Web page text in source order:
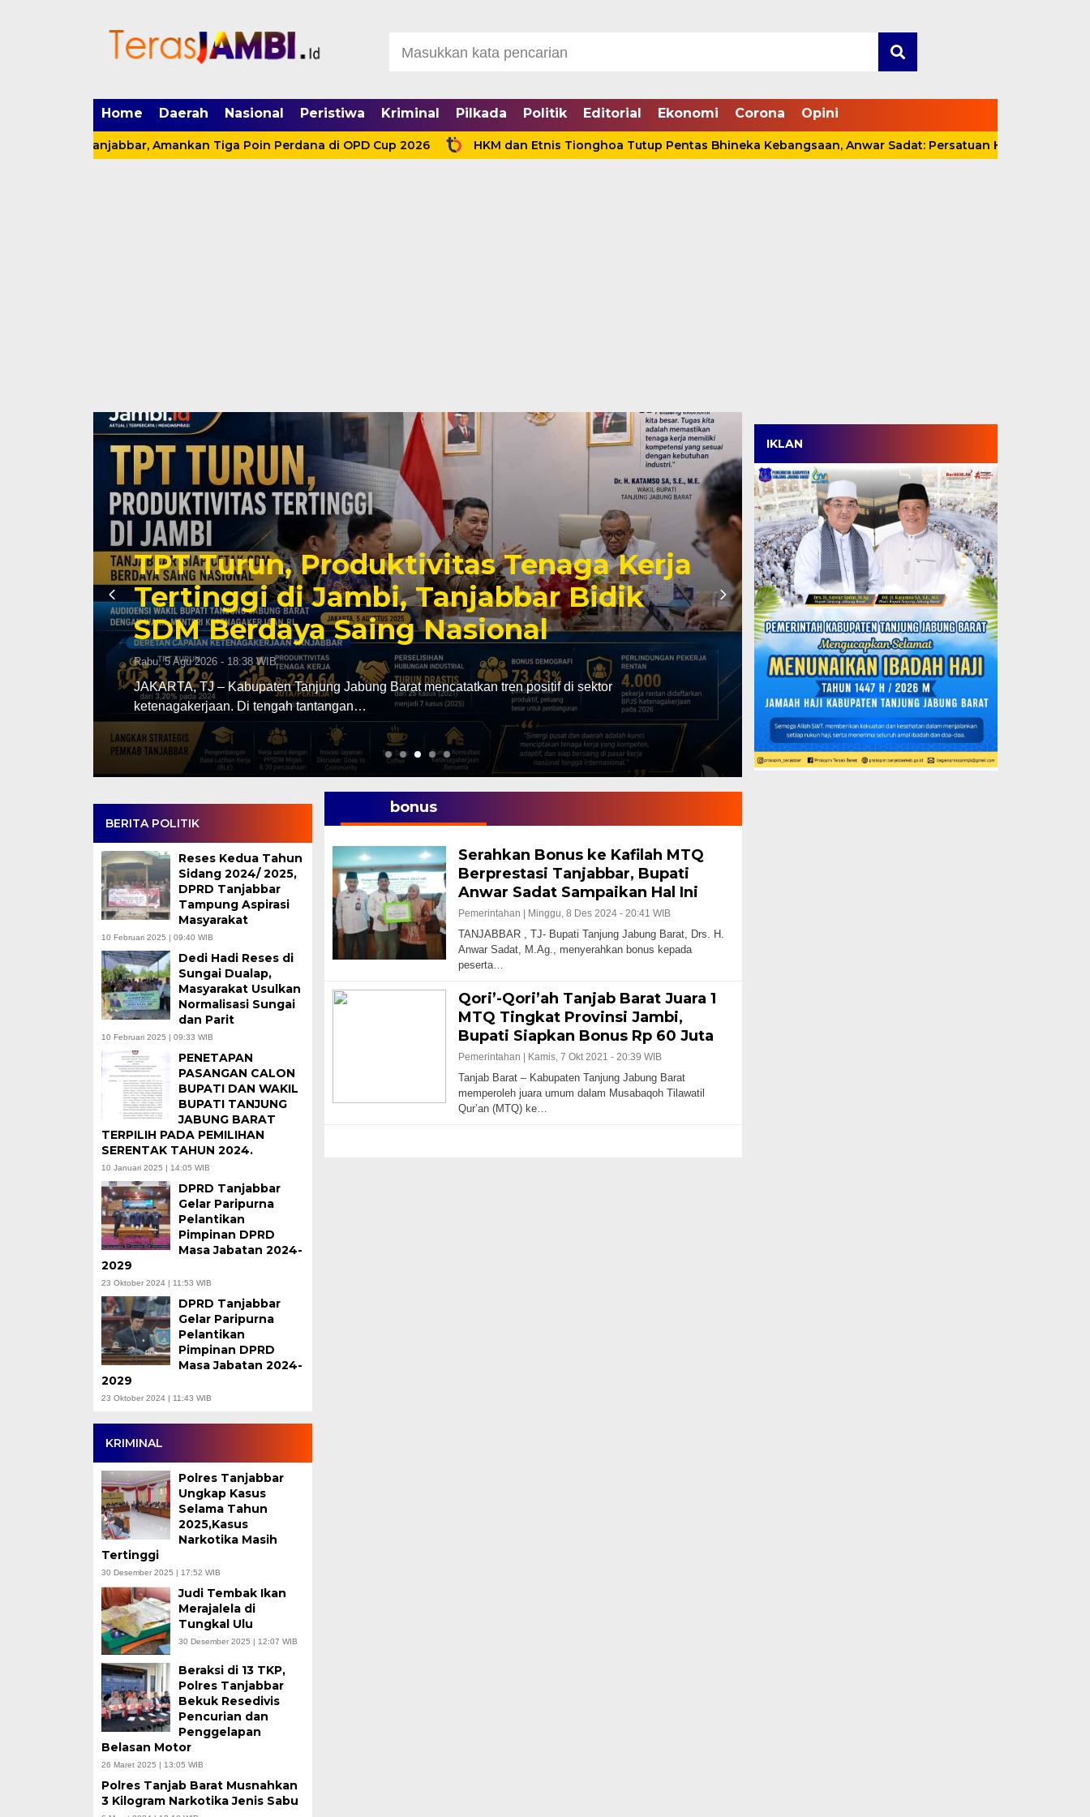
Home Daerah Nasional Peristiwa Kriminal Pilkada Politik Editorial Ekonomi Corona Opini
Tanjabbar, Amankan Tiga Poin Perdana di OPD Cup 2026 HKM dan Etnis Tionghoa Tutup Pentas Bhineka Kebangsaan, Anwar Sadat: Persatuan Harus Dijaga, Bukan
TPT Turun, Produktivitas Tenaga Kerja
Tertinggi di Jambi, Tanjabbar Bidik
SDM Berdaya Saing Nasional
Rabu, 5 Agu 2026 - 18:38 WIB
JAKARTA, TJ – Kabupaten Tanjung Jabung Barat mencatatkan tren positif di sektor
ketenagakerjaan. Di tengah tantangan…
Wabup Katamso
Kemenaker, Dorong
hingga Perluasan
untuk Tenaga Kerja
Rabu, 5 Agu 2026 - 17:18 WIB
JAKARTA, TJ – Pemerintah Kabupaten Tanjung
pembangunan sektor ketenagakerjaan. Wakil Bupati
BERITA POLITIK
Reses Kedua Tahun
Sidang 2024/ 2025,
DPRD Tanjabbar
Tampung Aspirasi
Masyarakat
10 Februari 2025 | 09:40 WIB
Dedi Hadi Reses di
Sungai Dualap,
Masyarakat Usulkan
Normalisasi Sungai
dan Parit
10 Februari 2025 | 09:33 WIB
PENETAPAN
PASANGAN CALON
BUPATI DAN WAKIL
BUPATI TANJUNG
JABUNG BARAT
TERPILIH PADA PEMILIHAN
SERENTAK TAHUN 2024.
10 Januari 2025 | 14:05 WIB
DPRD Tanjabbar
Gelar Paripurna
Pelantikan
Pimpinan DPRD
Masa Jabatan 2024-
2029
23 Oktober 2024 | 11:53 WIB
DPRD Tanjabbar
Gelar Paripurna
Pelantikan
Pimpinan DPRD
Masa Jabatan 2024-
2029
23 Oktober 2024 | 11:43 WIB
KRIMINAL
Polres Tanjabbar
Ungkap Kasus
Selama Tahun
2025,Kasus
Narkotika Masih
Tertinggi
30 Desember 2025 | 17:52 WIB
Judi Tembak Ikan
Merajalela di
Tungkal Ulu
30 Desember 2025 | 12:07 WIB
Beraksi di 13 TKP,
Polres Tanjabbar
Bekuk Resedivis
Pencurian dan
Penggelapan
Belasan Motor
26 Maret 2025 | 13:05 WIB
Polres Tanjab Barat Musnahkan
3 Kilogram Narkotika Jenis Sabu
bonus
Serahkan Bonus ke Kafilah MTQ
Berprestasi Tanjabbar, Bupati
Anwar Sadat Sampaikan Hal Ini
Pemerintahan | Minggu, 8 Des 2024 - 20:41 WIB
TANJABBAR , TJ- Bupati Tanjung Jabung Barat, Drs. H.
Anwar Sadat, M.Ag., menyerahkan bonus kepada
peserta…
Qori’-Qori’ah Tanjab Barat Juara 1
MTQ Tingkat Provinsi Jambi,
Bupati Siapkan Bonus Rp 60 Juta
Pemerintahan | Kamis, 7 Okt 2021 - 20:39 WIB
Tanjab Barat – Kabupaten Tanjung Jabung Barat
memperoleh juara umum dalam Musabaqoh Tilawatil
Qur’an (MTQ) ke…
IKLAN